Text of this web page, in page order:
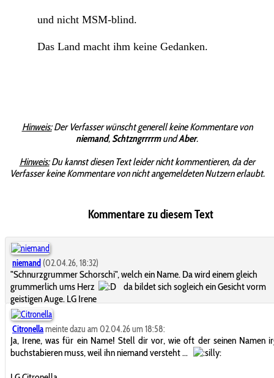
und nicht MSM-blind.
Das Land macht ihm keine Gedanken.
Hinweis:Der Verfasser wünscht generell keine Kommentare von
niemand, SchtzngrrrrmundAber.
Hinweis:Du kannst diesen Text leider nicht kommentieren, da der
Verfasser keine Kommentare von nicht angemeldeten Nutzern erlaubt.
Kommentare zu diesem Text
niemand (02.04.26, 18:32)
"Schnurzgrummer Schorschi", welch ein Name. Da wird einem gleich
grummerlich ums Herz
da bildet sich sogleich ein Gesicht vorm
geistigen Auge. LG Irene
Citronellameinte dazu am 02.04.26 um 18:58:
Ja, Irene, was für ein Name! Stell dir vor, wie oft der seinen Namen
buchstabieren muss, weil ihn niemand versteht ...